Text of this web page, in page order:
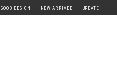
UPDATE
NEW ARRIVED
GOOD DESIGN